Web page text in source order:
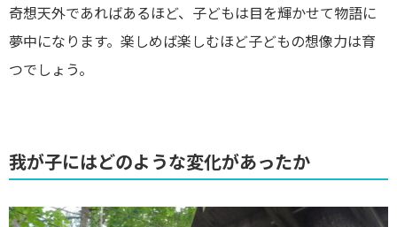
奇想天外であればあるほど、子どもは目を輝かせて物語に
夢中になります。楽しめば楽しむほど子どもの想像力は育
つでしょう。
我が子にはどのような変化があったか